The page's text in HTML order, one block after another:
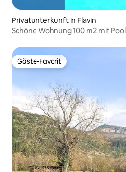
Privatunterkunft in Flavin
Schöne Wohnung 100 m2 mit Pool
Gäste-Favorit
Gäste-Favorit